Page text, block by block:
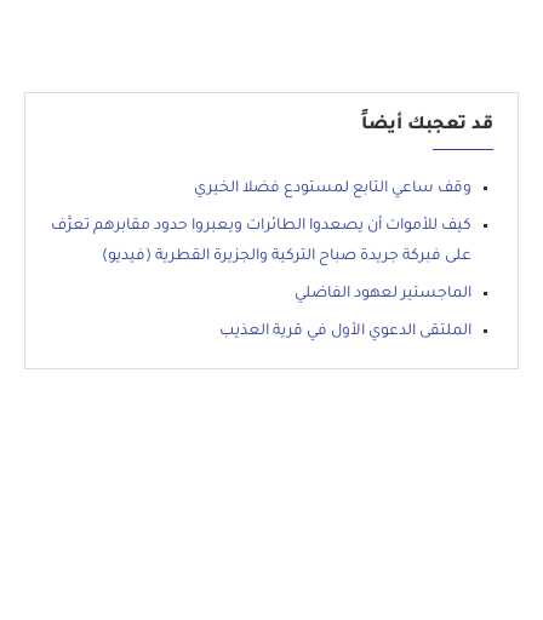
قد تعجبك أيضاً
وقف ساعي التابع لمستودع فضلا الخيري
كيف للأموات أن يصعدوا الطائرات ويعبروا حدود مقابرهم تعرَّف
على فبركة جريدة صباح التركية والجزيرة القطرية (فيديو)
الماجستير لعهود الفاضلي
الملتقى الدعوي الأول في قرية العذيب